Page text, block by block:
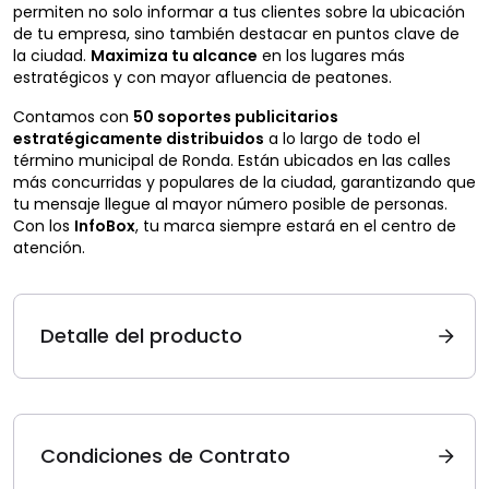
permiten no solo informar a tus clientes sobre la ubicación
de tu empresa, sino también destacar en puntos clave de
la ciudad. Maximiza tu alcance en los lugares más
estratégicos y con mayor afluencia de peatones.
Contamos con 50 soportes publicitarios
estratégicamente distribuidos a lo largo de todo el
término municipal de Ronda. Están ubicados en las calles
más concurridas y populares de la ciudad, garantizando que
tu mensaje llegue al mayor número posible de personas.
Con los InfoBox, tu marca siempre estará en el centro de
atención.
Detalle del producto
Condiciones de Contrato